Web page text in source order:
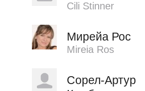
Cili Stinner
Мирейа Рос
Mireia Ros
Сорел-Артур